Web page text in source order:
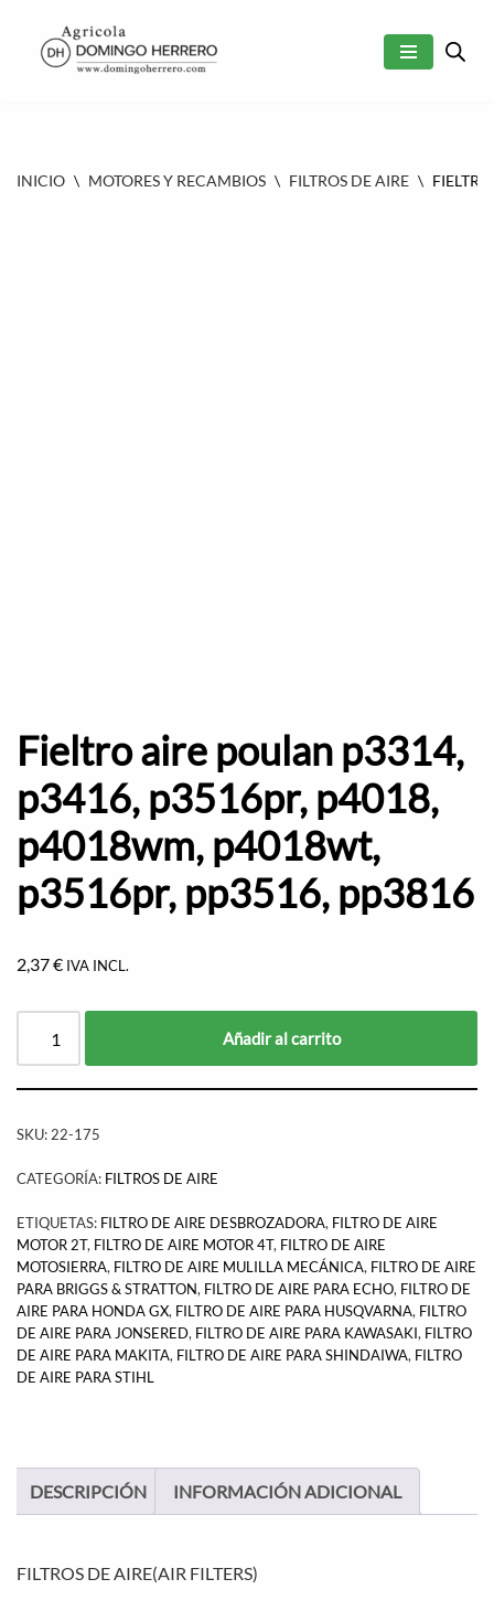
SALTAR
INICIO \ MOTORES Y RECAMBIOS \ FILTROS DE AIRE \
Fieltro aire poulan p3314,
p3416, p3516pr, p4018,
p4018wm, p4018wt,
p3516pr, pp3516, pp3816
2,37€ IVA INCL.
Añadir al carrito
SKU: 22-175
CATEGORÍA: FILTROS DE AIRE
ETIQUETAS: FILTRO DE AIRE DESBROZADORA, FILTRO DE AIRE
MOTOR 2T, FILTRO DE AIRE MOTOR 4T, FILTRO DE AIRE
MOTOSIERRA, FILTRO DE AIRE MULILLA MECÁNICA, FILTRO DE AIRE
PARA BRIGGS & STRATTON, FILTRO DE AIRE PARA ECHO, FILTRO DE
AIRE PARA HONDA GX, FILTRO DE AIRE PARA HUSQVARNA, FILTRO
DE AIRE PARA JONSERED, FILTRO DE AIRE PARA KAWASAKI, FILTRO
DE AIRE PARA MAKITA, FILTRO DE AIRE PARA SHINDAIWA, FILTRO
DE AIRE PARA STIHL
DESCRIPCIÓN INFORMACIÓN ADICIONAL
FILTROS DE AIRE(AIR FILTERS)